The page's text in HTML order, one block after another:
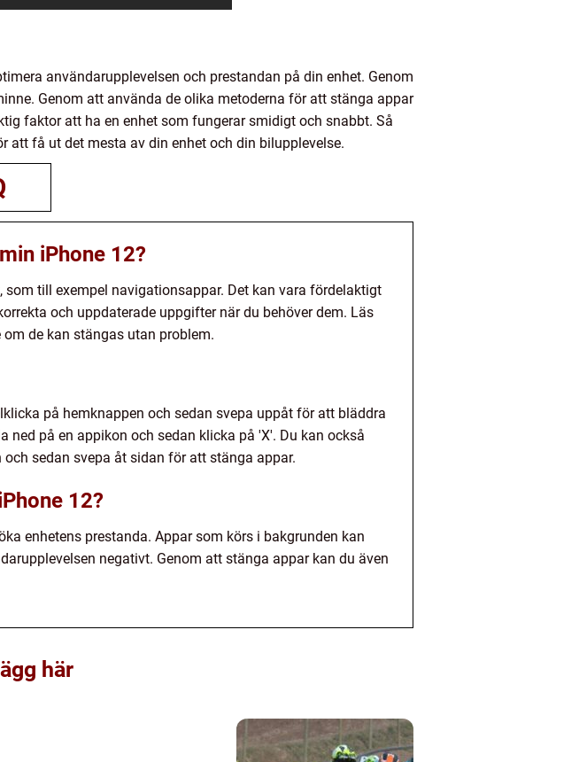
användarupplevelsen och prestandan på din enhet. Genom
Genom att använda de olika metoderna för att stänga appar
faktor att ha en enhet som fungerar smidigt och snabbt. Så
få ut det mesta av din enhet och din bilupplevelse.
iPhone 12?
till exempel navigationsappar. Det kan vara fördelaktigt
och uppdaterade uppgifter när du behöver dem. Läs
de kan stängas utan problem.
på hemknappen och sedan svepa uppåt för att bläddra
på en appikon och sedan klicka på 'X'. Du kan också
sedan svepa åt sidan för att stänga appar.
12?
enhetens prestanda. Appar som körs i bakgrunden kan
negativt. Genom att stänga appar kan du även
här